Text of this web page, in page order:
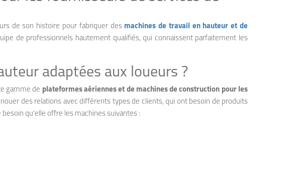
de son histoire pour fabriquer des machines de travail en hauteur et de
de professionnels hautement qualifiés, qui connaissent parfaitement les
adaptées aux loueurs ?
gamme de plateformes aériennes et de machines de construction pour les
des relations avec différents types de clients, qui ont besoin de produits
qu'elle offre les machines suivantes :